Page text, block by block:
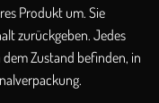
Produkt um. Sie
zurückgeben. Jedes
Zustand befinden, in